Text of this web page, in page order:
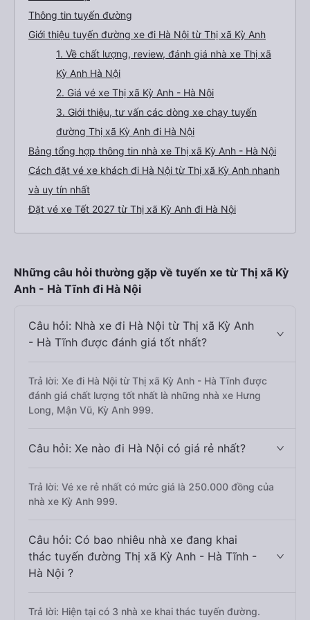
Thông tin tuyến đường
Giới thiệu tuyến đường xe đi Hà Nội từ Thị xã Kỳ Anh
1. Về chất lượng, review, đánh giá nhà xe Thị xã
Kỳ Anh Hà Nội
2. Giá vé xe Thị xã Kỳ Anh - Hà Nội
3. Giới thiệu, tư vấn các dòng xe chạy tuyến
đường Thị xã Kỳ Anh đi Hà Nội
Bảng tổng hợp thông tin nhà xe Thị xã Kỳ Anh - Hà Nội
Cách đặt vé xe khách đi Hà Nội từ Thị xã Kỳ Anh nhanh
và uy tín nhất
Đặt vé xe Tết 2027 từ Thị xã Kỳ Anh đi Hà Nội
Những câu hỏi thường gặp về tuyến xe từ Thị xã Kỳ
Anh - Hà Tĩnh đi Hà Nội
Câu hỏi: Nhà xe đi Hà Nội từ Thị xã Kỳ Anh
- Hà Tĩnh được đánh giá tốt nhất?
Trả lời: Xe đi Hà Nội từ Thị xã Kỳ Anh - Hà Tĩnh được
đánh giá chất lượng tốt nhất là những nhà xe Hưng
Long, Mận Vũ, Kỳ Anh 999.
Câu hỏi: Xe nào đi Hà Nội có giá rẻ nhất?
Trả lời: Vé xe rẻ nhất có mức giá là 250.000 đồng của
nhà xe Kỳ Anh 999.
Câu hỏi: Có bao nhiêu nhà xe đang khai
thác tuyến đường Thị xã Kỳ Anh - Hà Tĩnh -
Hà Nội ?
Trả lời: Hiện tại có 3 nhà xe khai thác tuyến đường.